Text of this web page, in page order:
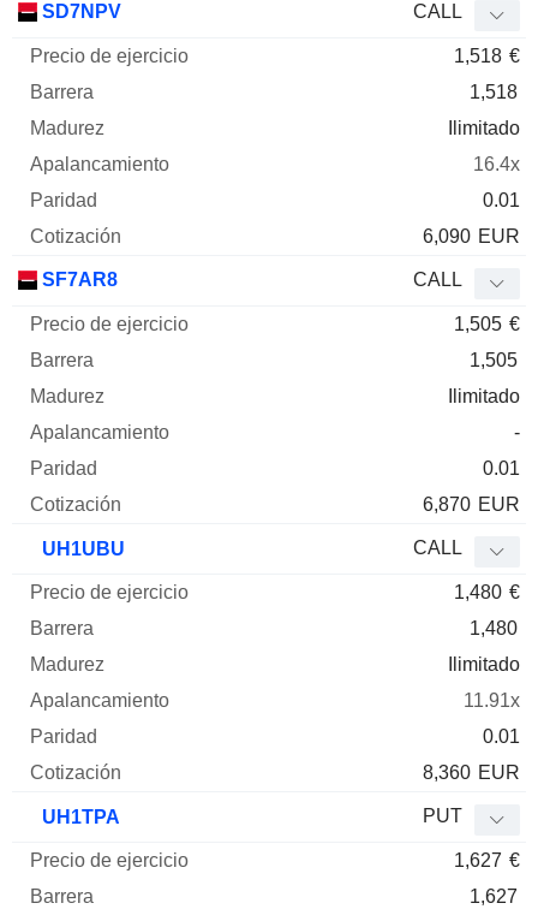
SD7NPV CALL
1,518 €
1,518
Ilimitado
16.4x
0.01
6,090 EUR
SF7AR8 CALL
1,505 €
1,505
Ilimitado
-
0.01
6,870 EUR
UH1UBU CALL
1,480 €
1,480
Ilimitado
11.91x
0.01
8,360 EUR
UH1TPA PUT
1,627 €
1,627